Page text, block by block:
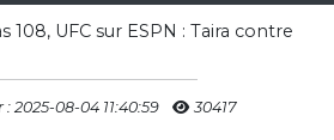
108, UFC sur ESPN : Taira contre
2025-08-04 11:40:59 30417